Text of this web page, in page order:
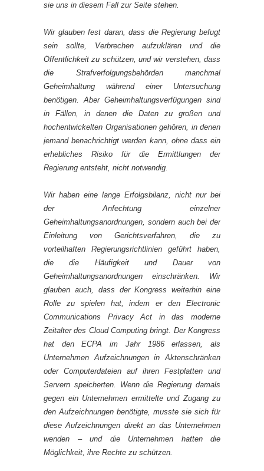
sie uns in diesem Fall zur Seite stehen.
Wir glauben fest daran, dass die Regierung befugt
sein sollte, Verbrechen aufzuklären und die
Öffentlichkeit zu schützen, und wir verstehen, dass
die Strafverfolgungsbehörden manchmal
Geheimhaltung während einer Untersuchung
benötigen. Aber Geheimhaltungsverfügungen sind
in Fällen, in denen die Daten zu großen und
hochentwickelten Organisationen gehören, in denen
jemand benachrichtigt werden kann, ohne dass ein
erhebliches Risiko für die Ermittlungen der
Regierung entsteht, nicht notwendig.
Wir haben eine lange Erfolgsbilanz, nicht nur bei
der Anfechtung einzelner
Geheimhaltungsanordnungen, sondern auch bei der
Einleitung von Gerichtsverfahren, die zu
vorteilhaften Regierungsrichtlinien geführt haben,
die die Häufigkeit und Dauer von
Geheimhaltungsanordnungen einschränken. Wir
glauben auch, dass der Kongress weiterhin eine
Rolle zu spielen hat, indem er den Electronic
Communications Privacy Act in das moderne
Zeitalter des Cloud Computing bringt. Der Kongress
hat den ECPA im Jahr 1986 erlassen, als
Unternehmen Aufzeichnungen in Aktenschränken
oder Computerdateien auf ihren Festplatten und
Servern speicherten. Wenn die Regierung damals
gegen ein Unternehmen ermittelte und Zugang zu
den Aufzeichnungen benötigte, musste sie sich für
diese Aufzeichnungen direkt an das Unternehmen
wenden – und die Unternehmen hatten die
Möglichkeit, ihre Rechte zu schützen.